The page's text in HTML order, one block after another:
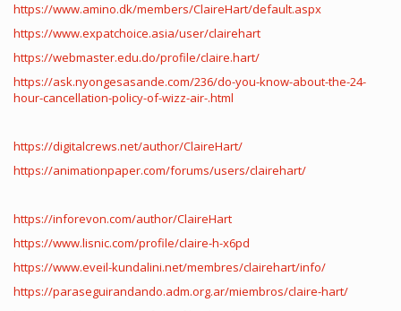
https://www.amino.dk/members/ClaireHart/default.aspx
https://www.expatchoice.asia/user/clairehart
https://webmaster.edu.do/profile/claire.hart/
https://ask.nyongesasande.com/236/do-you-know-about-the-24-
hour-cancellation-policy-of-wizz-air-.html
https://digitalcrews.net/author/ClaireHart/
https://animationpaper.com/forums/users/clairehart/
https://inforevon.com/author/ClaireHart
https://www.lisnic.com/profile/claire-h-x6pd
https://www.eveil-kundalini.net/membres/clairehart/info/
https://paraseguirandando.adm.org.ar/miembros/claire-hart/